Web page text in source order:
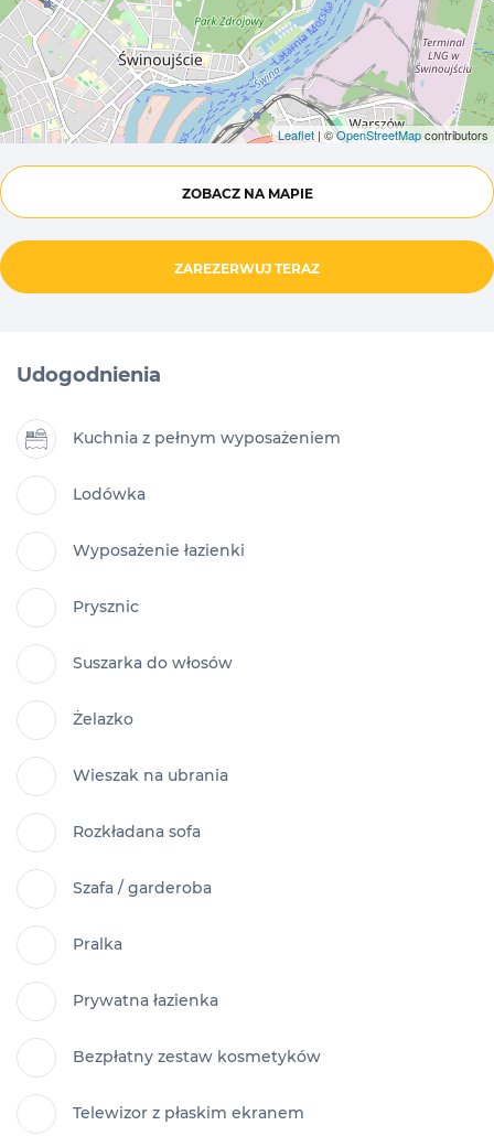
Leaflet | ©OpenStreetMapcontributors
ZOBACZ NA MAPIE
ZAREZERWUJ TERAZ
Udogodnienia
Kuchnia z pełnym wyposażeniem
Lodówka
Wyposażenie łazienki
Prysznic
Suszarka do włosów
Żelazko
Wieszak na ubrania
Rozkładana sofa
Szafa / garderoba
Pralka
Prywatna łazienka
Bezpłatny zestaw kosmetyków
Telewizor z płaskim ekranem